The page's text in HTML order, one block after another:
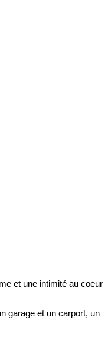
et une intimité au coeur
garage et un carport, un